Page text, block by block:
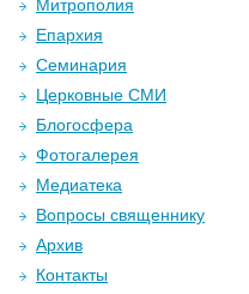
Митрополия
Епархия
Семинария
Церковные СМИ
Блогосфера
Фотогалерея
Медиатека
Вопросы священнику
Архив
Контакты